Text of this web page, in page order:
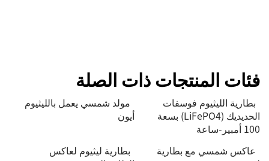
فئات المنتجات ذات الصلة
بطارية الليثيوم فوسفات
الحديديك (LiFePO4) بسعة
100 أمبير-ساعة
مولد شمسي يعمل بالليثيوم
أيون
عاكس شمسي مع بطارية
بطارية ليثيوم لعاكس